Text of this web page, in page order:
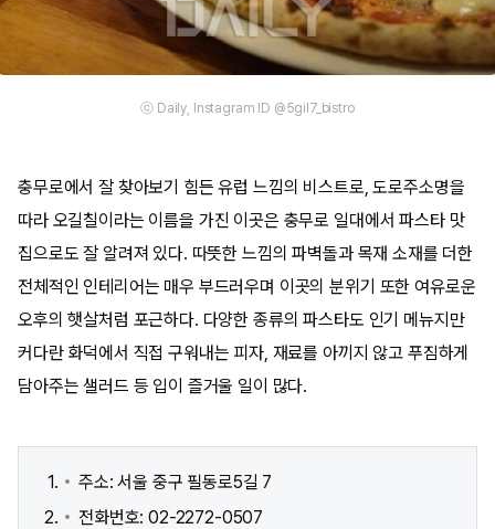
ⓒ Daily, Instagram ID @5gil7_bistro
충무로에서 잘 찾아보기 힘든 유럽 느낌의 비스트로, 도로주소명을
따라 오길칠이라는 이름을 가진 이곳은 충무로 일대에서 파스타 맛
집으로도 잘 알려져 있다. 따뜻한 느낌의 파벽돌과 목재 소재를 더한
전체적인 인테리어는 매우 부드러우며 이곳의 분위기 또한 여유로운
오후의 햇살처럼 포근하다. 다양한 종류의 파스타도 인기 메뉴지만
커다란 화덕에서 직접 구워내는 피자, 재료를 아끼지 않고 푸짐하게
담아주는 샐러드 등 입이 즐거울 일이 많다.
주소: 서울 중구 필동로5길 7
전화번호: 02-2272-0507